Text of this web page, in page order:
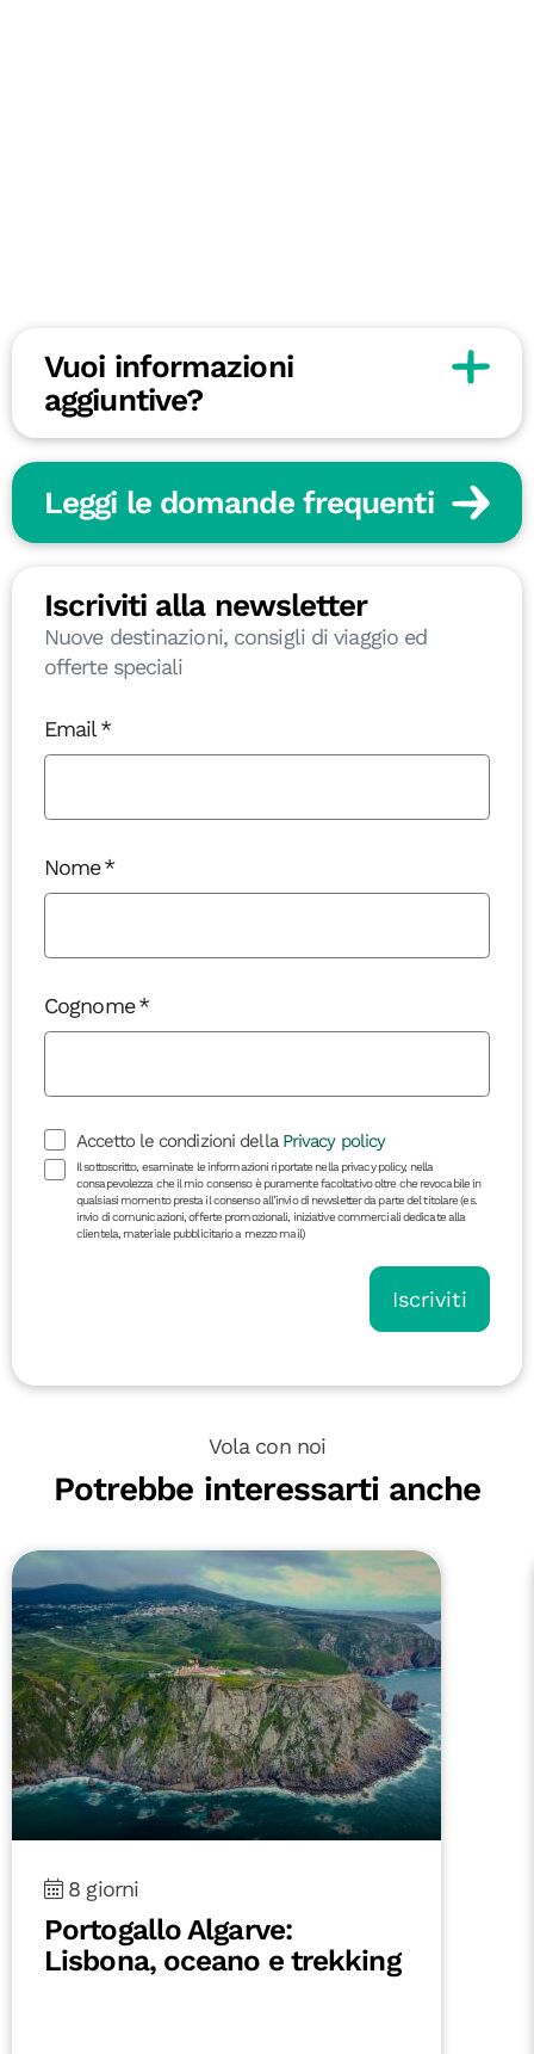
Vuoi informazioni
aggiuntive?
Leggi le domande frequenti
Iscriviti alla newsletter
Nuove destinazioni, consigli di viaggio ed
offerte speciali
Email
Nome
Cognome
Accetto le condizioni della Privacy policy
Il sottoscritto, esaminate le informazioni riportate nella privacy policy, nella
consapevolezza che il mio consenso è puramente facoltativo oltre che revocabile in
qualsiasi momento presta il consenso all’invio di newsletter da parte del titolare (es.
invio di comunicazioni, offerte promozionali, iniziative commerciali dedicate alla
clientela, materiale pubblicitario a mezzo mail)
Iscriviti
Vola con noi
Potrebbe interessarti anche
8 giorni
Fuerteventura On the Road:
tra oceano e deserto